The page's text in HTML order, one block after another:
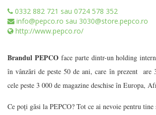
0332 882 721 sau 0724 578 352
info@pepco.ro sau 3030@store.pepco.ro
http://www.pepco.ro/
Brandul PEPCOface parte dintr-un holding
în vânzări de peste 50 de ani, care în prezent are
cele peste 3 000 de magazine deschise în Europa,
Ce poți găsi la PEPCO? Tot ce ai nevoie pentru